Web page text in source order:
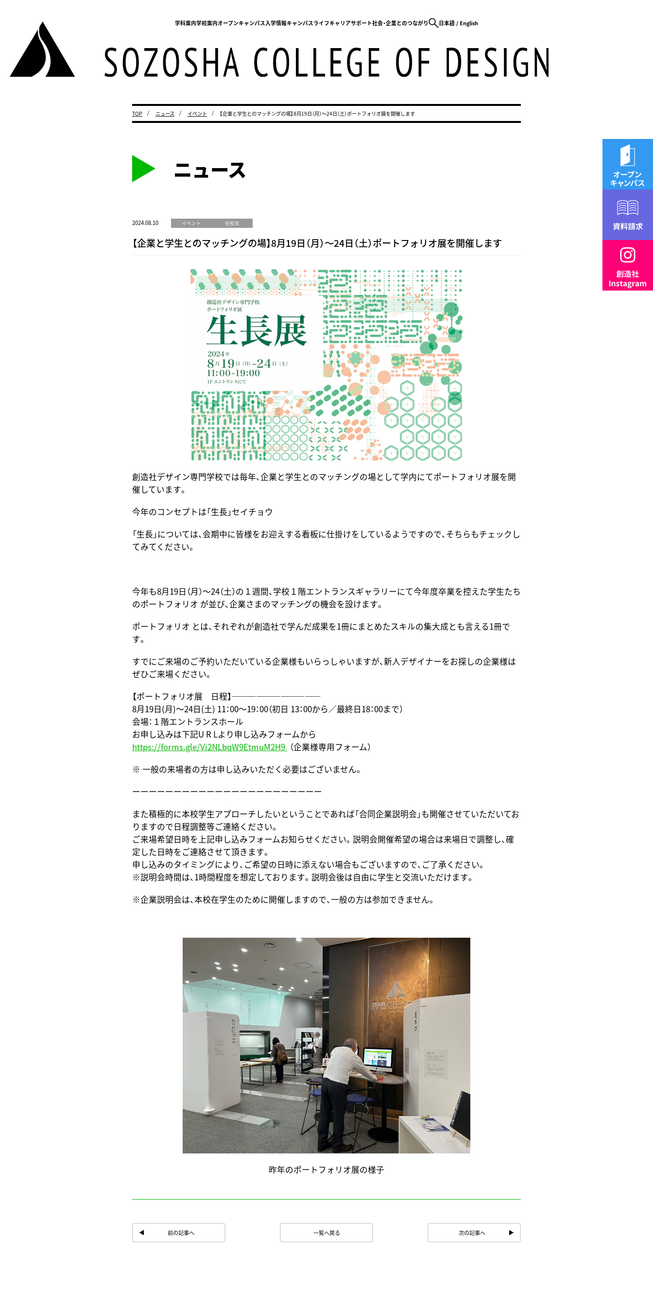
学科案内学校案内オープンキャンパス入学情報キャンパスライフキャリアサポート社会・企業とのつながり 日本語 English
TOP ニュース イベント 【企業と学生とのマッチングの場】8月19日（月）〜24日（土）ポートフォリオ展を開催します
ニュース
2024.08.10 イベント 在校生
【企業と学生とのマッチングの場】8月19日（月）〜24日（土）ポートフォリオ展を開催します
創造社デザイン専門学校では毎年、企業と学生とのマッチングの場として学内にてポートフォリオ展を開
催しています。
今年のコンセプトは「生長」セイチョウ
「生長」については、会期中に皆様をお迎えする看板に仕掛けをしているようですので、そちらもチェックし
てみてください。
今年も8月19日（月）〜24（土）の１週間、学校１階エントランスギャラリーにて今年度卒業を控えた学生たち
のポートフォリオ が並び、企業さまのマッチングの機会を設けます。
ポートフォリオ とは、それぞれが創造社で学んだ成果を1冊にまとめたスキルの集大成とも言える1冊で
す。
すでにご来場のご予約いただいている企業様もいらっしゃいますが、新人デザイナーをお探しの企業様は
ぜひご来場ください。
【ポートフォリオ展 日程】―――――――――――
8月19日(月)～24日(土) 11：00～19：00（初日 13：00から／最終日18：00まで）
会場：１階エントランスホール
お申し込みは下記U R Lより申し込みフォームから
https://forms.gle/Vi2NLbqW9EtmuM2H9 （企業様専用フォーム）
※ 一般の来場者の方は申し込みいただく必要はございません。
ーーーーーーーーーーーーーーーーーーーーーーー
また積極的に本校学生アプローチしたいということであれば「合同企業説明会」も開催させていただいてお
りますので日程調整等ご連絡ください。
ご来場希望日時を上記申し込みフォームお知らせください。説明会開催希望の場合は来場日で調整し、確
定した日時をご連絡させて頂きます。
申し込みのタイミングにより、ご希望の日時に添えない場合もございますので、ご了承ください。
※説明会時間は、1時間程度を想定しております。説明会後は自由に学生と交流いただけます。
※企業説明会は、本校在学生のために開催しますので、一般の方は参加できません。
昨年のポートフォリオ展の様子
前の記事へ 次の記事へ
一覧へ戻る